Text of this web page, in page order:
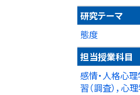
研究テーマ
態度
担当授業科目
感情・人格心
習（調査），心